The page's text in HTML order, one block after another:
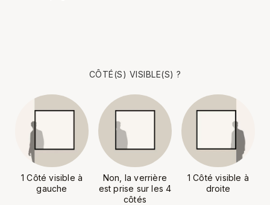
CÔTÉ(S) VISIBLE(S) ?
1 Côté visible à
gauche
Non, la verrière
est prise sur les 4
côtés
1 Côté visible à
droite